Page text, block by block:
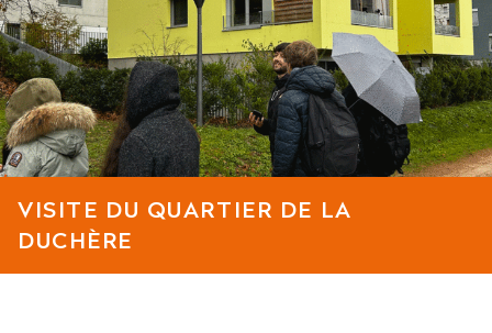
VIE ÉTUDIANTE
ENTREPRISE
NOS RÉSULTATS
VISITE DU QUARTIER DE LA
DUCHÈRE
Avez-vous des journées portes ouvertes ?
Quelle est la différence entre un bachelor et
une licence ?
Est-il possible d’intégrer l’école en 2e ou 3e
année ?